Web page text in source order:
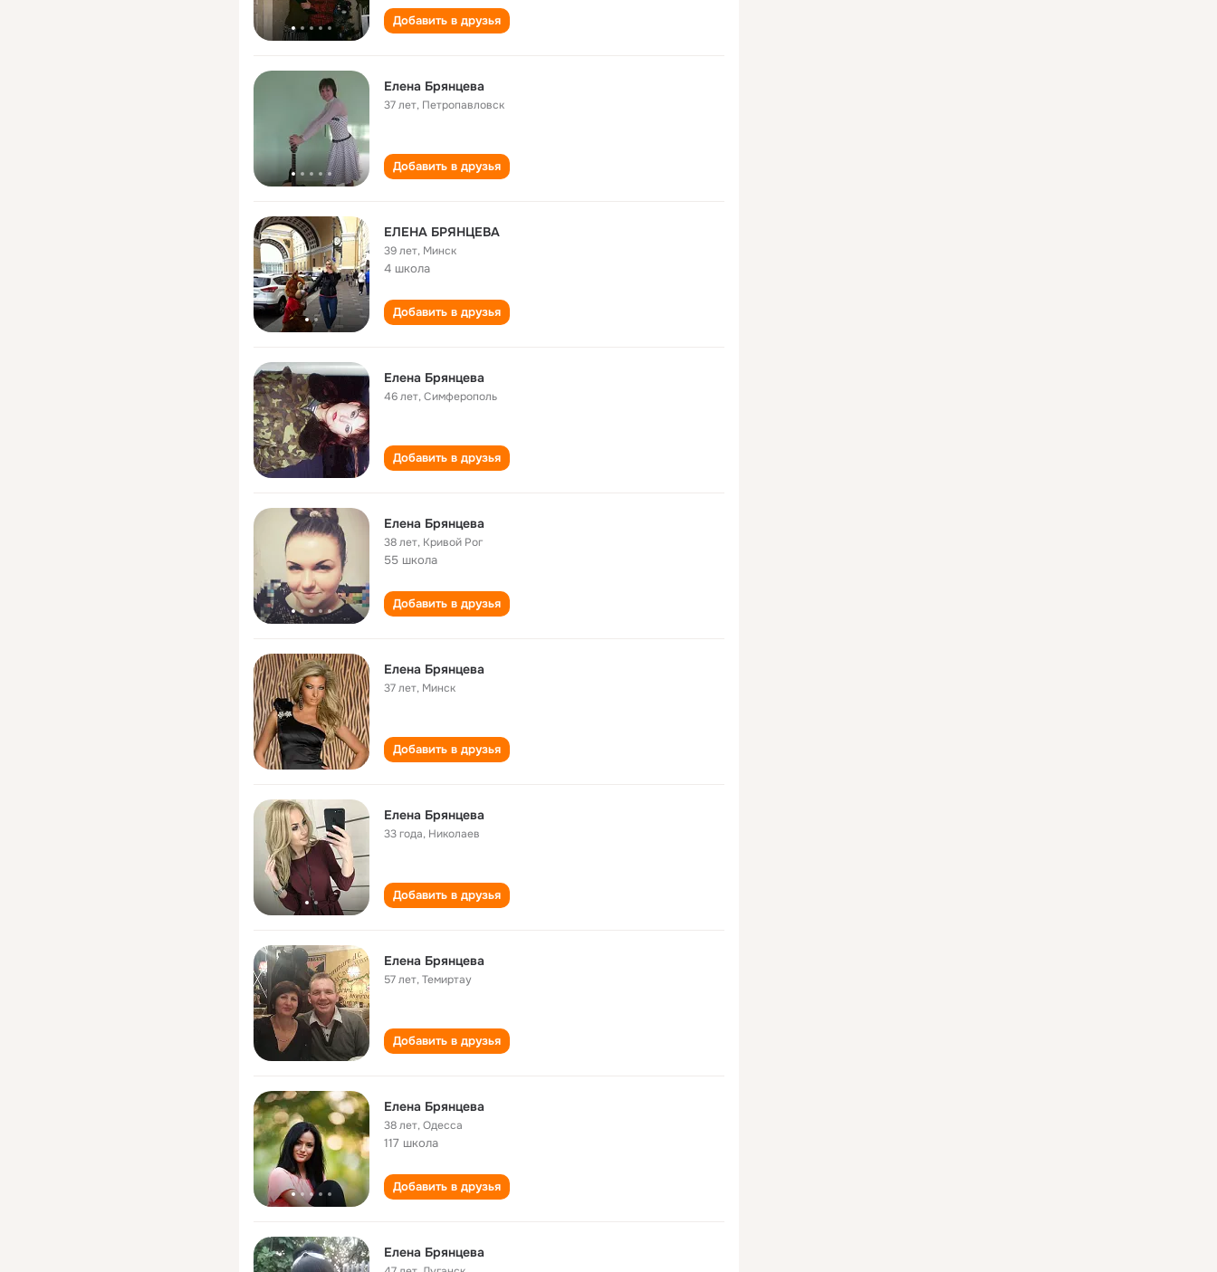
Добавить в друзья
Елена Брянцева
37 лет, Петропавловск
Добавить в друзья
ЕЛЕНА БРЯНЦЕВА
39 лет, Минск
4 школа
Добавить в друзья
Елена Брянцева
46 лет,Симферополь
Добавить в друзья
Елена Брянцева
38 лет, Кривой Рог
55 школа
Добавить в друзья
Елена Брянцева
37 лет, Минск
Добавить в друзья
Елена Брянцева
33 года, Николаев
Добавить в друзья
Елена Брянцева
57 лет,Темиртау
Добавить в друзья
Елена Брянцева
38 лет,Одесса
117 школа
Добавить в друзья
Елена Брянцева